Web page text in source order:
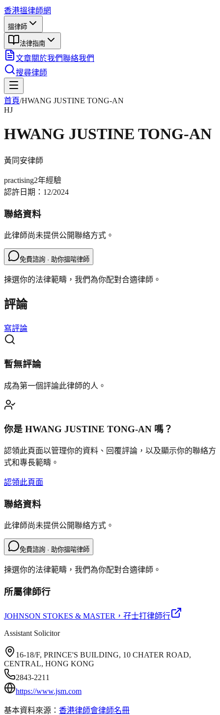
香港搵律師網
搵律師
法律指南
文章關於我們聯絡我們
搜尋律師
首頁/HWANG JUSTINE TONG-AN
HJ
HWANG JUSTINE TONG-AN
黃同安律師
practising2年經驗
認許日期： 12/2024
聯絡資料
此律師尚未提供公開聯絡方式。
免費諮詢 · 助你搵啱律師
揀選你的法律範疇，我們為你配對合適律師。
評論
寫評論
暫無評論
成為第一個評論此律師的人。
你是 HWANG JUSTINE TONG-AN 嗎？
認領此頁面以管理你的資料、回覆評論，以及顯示你的聯絡方
式和專長範疇。
認領此頁面
聯絡資料
此律師尚未提供公開聯絡方式。
免費諮詢 · 助你搵啱律師
揀選你的法律範疇，我們為你配對合適律師。
所屬律師行
JOHNSON STOKES & MASTER ，孖士打律師行
Assistant Solicitor
16-18/F, PRINCE'S BUILDING, 10 CHATER ROAD,
CENTRAL, HONG KONG
2843-2211
https://www.jsm.com
基本資料來源： 香港律師會律師名冊